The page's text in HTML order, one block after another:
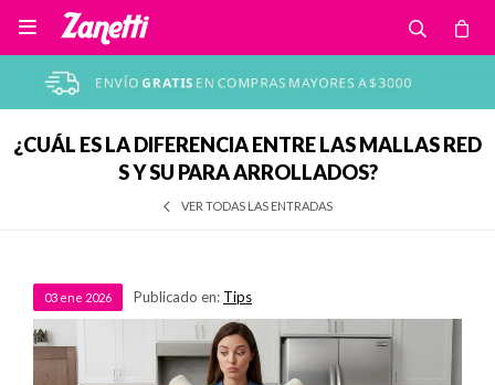

¿CUÁL ES LA DIFERENCIA ENTRE LAS MALLAS RED
S Y SU PARA ARROLLADOS?
VER TODAS LAS ENTRADAS
03 ene 2026 Publicado en: Tips